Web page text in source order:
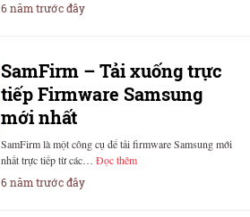
6 năm trước đây
SamFirm – Tải xuống trực
tiếp Firmware Samsung
mới nhất
SamFirm là một công cụ để tải firmware Samsung mới
nhất trực tiếp từ các… Đọc thêm
6 năm trước đây